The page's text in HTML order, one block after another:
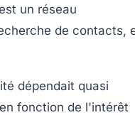
un réseau
de contacts,
dépendait quasi
fonction de l'intérêt